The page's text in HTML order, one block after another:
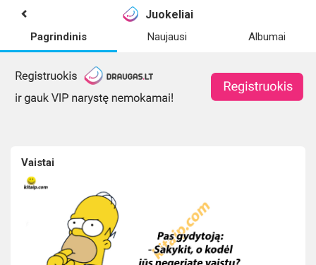
Juokeliai
Pagrindinis Naujausi Albumai
Vaistai